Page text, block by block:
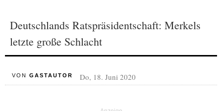
Deutschlands Ratspräsidentschaft: Merkels
letzte große Schlacht
VON GASTAUTOR Do, 18. Juni 2020